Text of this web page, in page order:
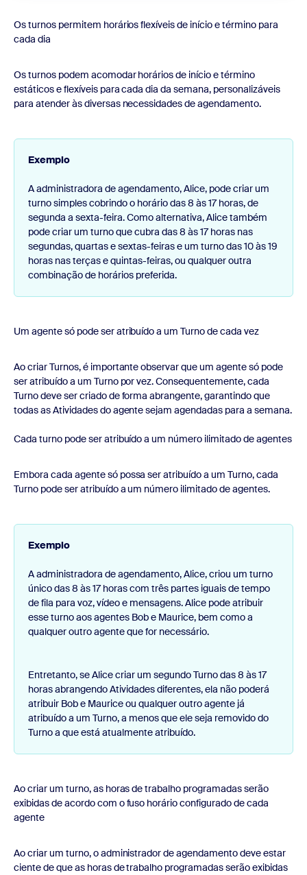
Os turnos permitem horários flexíveis de início e término para
cada dia
Os turnos podem acomodar horários de início e término
estáticos e flexíveis para cada dia da semana, personalizáveis
para atender às diversas necessidades de agendamento.
Exemplo
A administradora de agendamento, Alice, pode criar um
turno simples cobrindo o horário das 8 às 17 horas, de
segunda a sexta-feira. Como alternativa, Alice também
pode criar um turno que cubra das 8 às 17 horas nas
segundas, quartas e sextas-feiras e um turno das 10 às 19
horas nas terças e quintas-feiras, ou qualquer outra
combinação de horários preferida.
Um agente só pode ser atribuído a um Turno de cada vez
Ao criar Turnos, é importante observar que um agente só pode
ser atribuído a um Turno por vez. Consequentemente, cada
Turno deve ser criado de forma abrangente, garantindo que
todas as Atividades do agente sejam agendadas para a semana.
Cada turno pode ser atribuído a um número ilimitado de agentes
Embora cada agente só possa ser atribuído a um Turno, cada
Turno pode ser atribuído a um número ilimitado de agentes.
Exemplo
A administradora de agendamento, Alice, criou um turno
único das 8 às 17 horas com três partes iguais de tempo
de fila para voz, vídeo e mensagens. Alice pode atribuir
esse turno aos agentes Bob e Maurice, bem como a
qualquer outro agente que for necessário.
Entretanto, se Alice criar um segundo Turno das 8 às 17
horas abrangendo Atividades diferentes, ela não poderá
atribuir Bob e Maurice ou qualquer outro agente já
atribuído a um Turno, a menos que ele seja removido do
Turno a que está atualmente atribuído.
Ao criar um turno, as horas de trabalho programadas serão
exibidas de acordo com o fuso horário configurado de cada
agente
Ao criar um turno, o administrador de agendamento deve estar
ciente de que as horas de trabalho programadas serão exibidas